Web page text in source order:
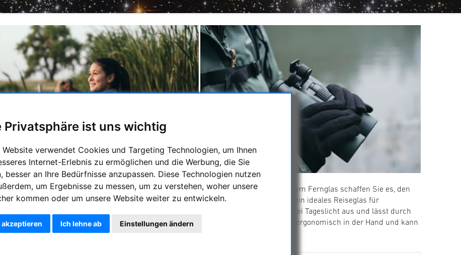
Privatsphäre ist uns wichtig
Website verwendet Cookies und Targeting Technologien, um Ihnen
Internet-Erlebnis zu ermöglichen und die Werbung, die Sie
besser an Ihre Bedürfnisse anzupassen. Diese Technologien nutzen
um Ergebnisse zu messen, um zu verstehen, woher unsere
kommen oder um unsere Website weiter zu entwickeln.
akzeptieren Ich lehne ab Einstellungen ändern
Technik kompakt verpackt – so präsentiert sich das NL Pure 10x32. Mit diesem Fernglas schaffen Sie es, den
zu behalten und zahlreiche Details zu erkennen. Dank kompakter Bauweise ist es ein ideales Reiseglas für
Birder:innen und Naturbegeisterte. Das NL Pure 10x32 spielt seine Stärken bei Tageslicht aus und lässt durch
fache Vergrößerung viele Details erkennen. Durch die Wespentaille liegt das Fernglas ergonomisch in der Hand und kann
mit einer Stirnstütze ergänzt werden.